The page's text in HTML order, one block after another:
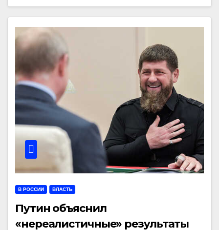
В РОССИИ ВЛАСТЬ
Путин объяснил
«нереалистичные» результаты